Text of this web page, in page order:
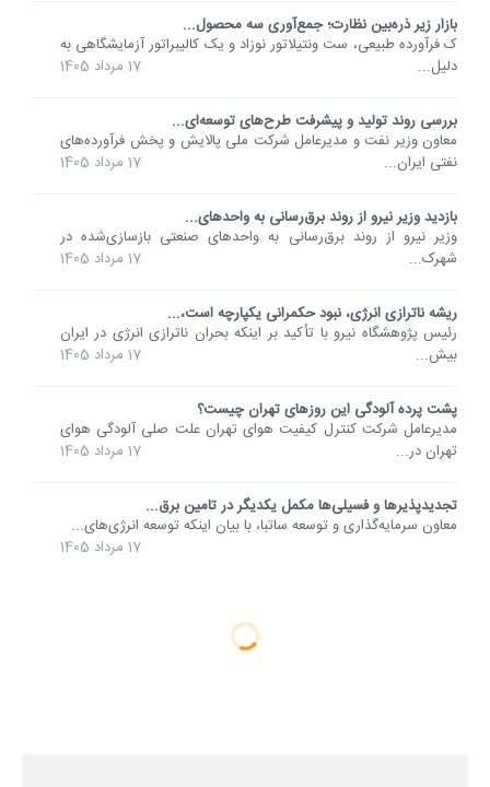
بازار زیر ذره‌بین نظارت؛ جمع‌آوری سه محصول...
ک فرآورده طبیعی، ست ونتیلاتور نوزاد و یک کالیبراتور آزمایشگاهی به
دلیل...
17 مرداد 1405
بررسی روند تولید و پیشرفت طرح‌های توسعه‌ای...
معاون وزیر نفت و مدیرعامل شرکت ملی پالایش و پخش فرآورده‌های
نفتی ایران...
17 مرداد 1405
بازدید وزیر نیرو از روند برق‌رسانی به واحدهای...
وزیر نیرو از روند برق‌رسانی به واحدهای صنعتی بازسازی‌شده در
شهرک...
17 مرداد 1405
ریشه ناترازی انرژی، نبود حکمرانی یکپارچه است،...
رئیس پژوهشگاه نیرو با تأکید بر اینکه بحران ناترازی انرژی در ایران
بیش...
17 مرداد 1405
پشت پرده آلودگی این روزهای تهران چیست؟
مدیرعامل شرکت کنترل کیفیت هوای تهران علت صلی آلودگی هوای
تهران در...
17 مرداد 1405
تجدیدپذیرها و فسیلی‌ها مکمل یکدیگر در تامین برق...
معاون سرمایه‌گذاری و توسعه ساتبا، با بیان اینکه توسعه انرژی‌های...
17 مرداد 1405